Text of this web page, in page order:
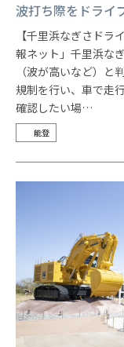
波打ち際をドライ
【千里浜なぎさド
報ネット」千里浜な
（波が高いなど）
規制を行い、車で走
確認したい場…
能登